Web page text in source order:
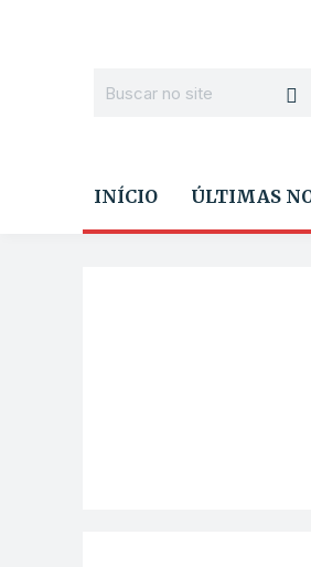
INÍCIO ÚLTIMAS